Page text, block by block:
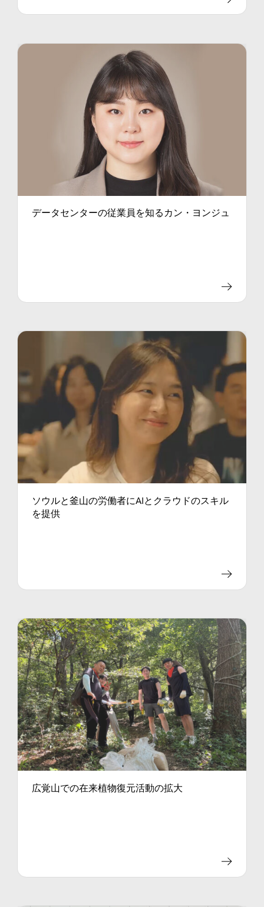
データセンターの従業員を知るカン・ヨンジュ
ソウルと釜山の労働者にAIとクラウドのスキル
を提供
広覚山での在来植物復元活動の拡大